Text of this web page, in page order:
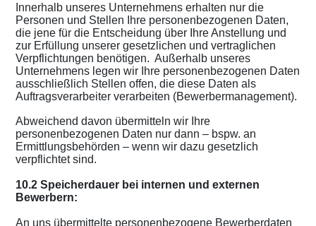
Innerhalb unseres Unternehmens erhalten nur die
Personen und Stellen Ihre personenbezogenen Daten,
die jene für die Entscheidung über Ihre Anstellung und
zur Erfüllung unserer gesetzlichen und vertraglichen
Verpflichtungen benötigen. Außerhalb unseres
Unternehmens legen wir Ihre personenbezogenen Daten
ausschließlich Stellen offen, die diese Daten als
Auftragsverarbeiter verarbeiten (Bewerbermanagement).
Abweichend davon übermitteln wir Ihre
personenbezogenen Daten nur dann – bspw. an
Ermittlungsbehörden – wenn wir dazu gesetzlich
verpflichtet sind.
10.2 Speicherdauer bei internen und externen
Bewerbern:
An uns übermittelte personenbezogene Bewerberdaten